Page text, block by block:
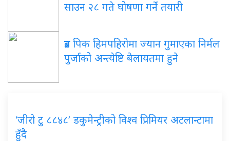
साउन २८ गते घोषणा गर्ने तयारी
ब्रड पिक हिमपहिरोमा ज्यान गुमाएका निर्मल
पुर्जाको अन्त्येष्टि बेलायतमा हुने
‘जीरो टु ८८४८’ डकुमेन्ट्रीको विश्व प्रिमियर अटलान्टामा
हुँदै